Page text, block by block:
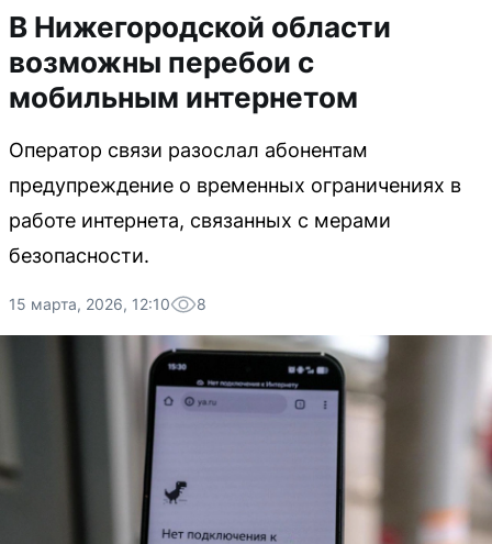
В Нижегородской области
возможны перебои с
мобильным интернетом
Оператор связи разослал абонентам
предупреждение о временных ограничениях в
работе интернета, связанных с мерами
безопасности.
15 марта, 2026, 12:10 8